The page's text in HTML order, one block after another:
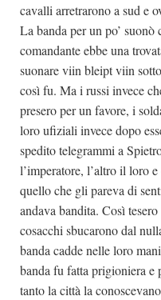
cavalli arretrarono a sud e
La banda per un po’
comandante ebbe una
suonare viin bleipt viin
così fu. Ma i russi invece
presero per un favore, i
loro ufiziali invece dopo
spedito telegrammi a
l’imperatore, l’altro il loro
quello che gli pareva di
andava bandita. Così
cosacchi sbucarono dal
banda cadde nelle loro
banda fu fatta prigioniera e
tanto la città la